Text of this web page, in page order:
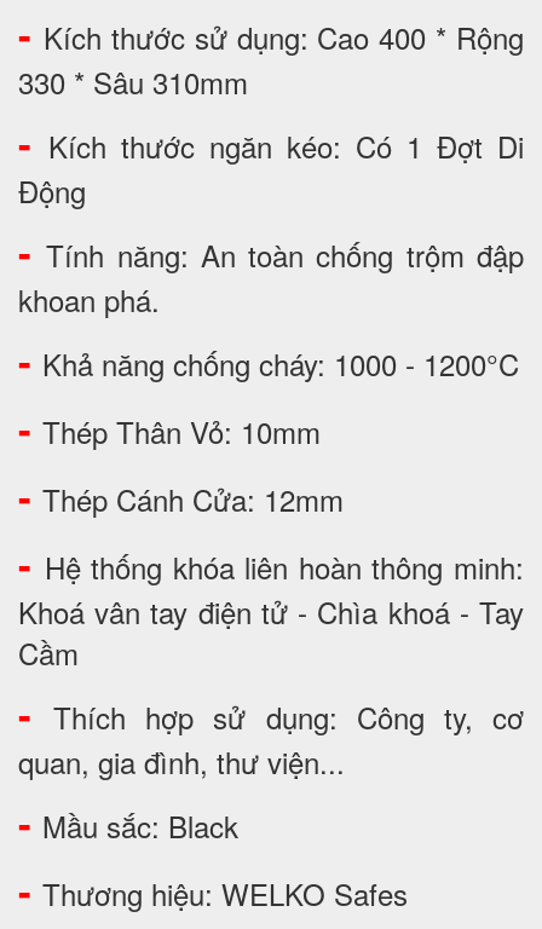
- Kích thước sử dụng: Cao 400 * Rộng
330 * Sâu 310mm
- Kích thước ngăn kéo: Có 1 Đợt Di
Động
-Tính năng: An toàn chống trộm đập
khoan phá.
- Khả năng chống cháy: 1000 - 1200°C
- Thép Thân Vỏ: 10mm
- Thép Cánh Cửa: 12mm
- Hệ thống khóa liên hoàn thông minh:
Khoá vân tay điện tử - Chìa khoá - Tay
Cầm
-Thích hợp sử dụng: Công ty, cơ
quan, gia đình, thư viện...
- Mầu sắc: Black
- Thương hiệu: WELKO Safes